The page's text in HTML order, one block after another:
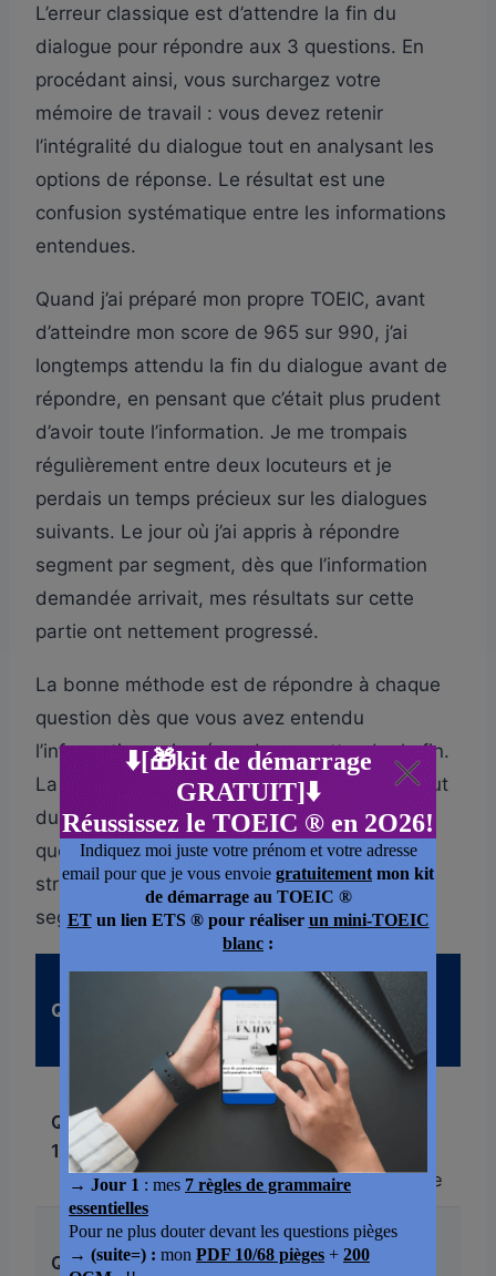
L’erreur classique est d’attendre la fin du
dialogue pour répondre aux 3 questions. En
procédant ainsi, vous surchargez votre
mémoire de travail : vous devez retenir
l’intégralité du dialogue tout en analysant les
options de réponse. Le résultat est une
confusion systématique entre les informations
entendues.
Quand j’ai préparé mon propre TOEIC, avant
d’atteindre mon score de 965 sur 990, j’ai
longtemps attendu la fin du dialogue avant de
répondre, en pensant que c’était plus prudent
d’avoir toute l’information. Je me trompais
régulièrement entre deux locuteurs et je
perdais un temps précieux sur les dialogues
suivants. Le jour où j’ai appris à répondre
segment par segment, dès que l’information
demandée arrivait, mes résultats sur cette
partie ont nettement progressé.
La bonne méthode est de répondre à chaque
question dès que vous avez entendu
l’information qui y répond, sans attendre la fin.
La question 1 porte généralement sur le début
du dialogue, la question 2 sur le milieu, la
question 3 sur la fin ou la conclusion. Cette
structure est prévisible et vous permet de
segmenter votre écoute.
Question
Porte souvent
sur
Moment
d’écoute
ciblé
Question
1
Le contexte, le
Les 15
premières
secondes
du dialogue
Question
Le problème, la
demande,
Le milieu